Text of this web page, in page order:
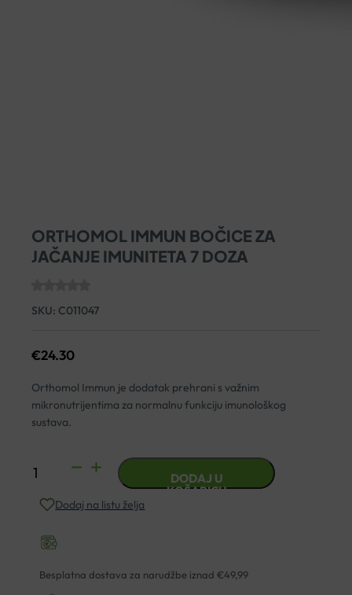
ORTHOMOL IMMUN BOČICE ZA
JAČANJE IMUNITETA 7 DOZA
SKU: C011047
€24.30
Orthomol Immun je dodatak prehrani s važnim
mikronutrijentima za normalnu funkciju imunološkog
sustava.
ORTHOMOL
BOČICE
JAČANJE
IMUNITETA
DODAJ U
KOŠARICU
Dodaj na listu želja
Besplatna dostava za narudžbe iznad €49,99